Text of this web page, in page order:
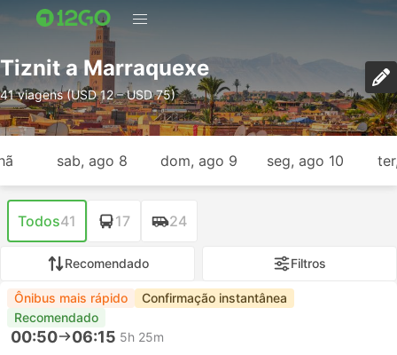
Tiznit a Marraquexe
41 viagens (USD 12 – USD 75)
sab, ago 8 dom, ago 9 seg, ago 10
Todos41 17 24
Recomendado Filtros
Ônibus mais rápido
Confirmação instantânea
Recomendado
00:50 06:15 5h 25m